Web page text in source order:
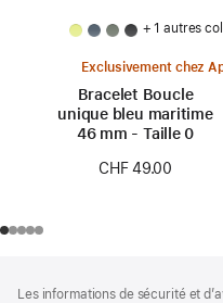
+ 1 autres
Exclusivement chez
Bracelet Boucle
unique bleu maritime
46 mm - Taille 0
CHF 49.00
Les informations de sécurité et